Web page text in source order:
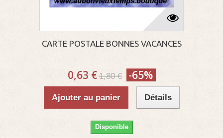
CARTE POSTALE BONNES VACANCES
0,63 € 1,80 € -65%
Ajouter au panier Détails
Disponible